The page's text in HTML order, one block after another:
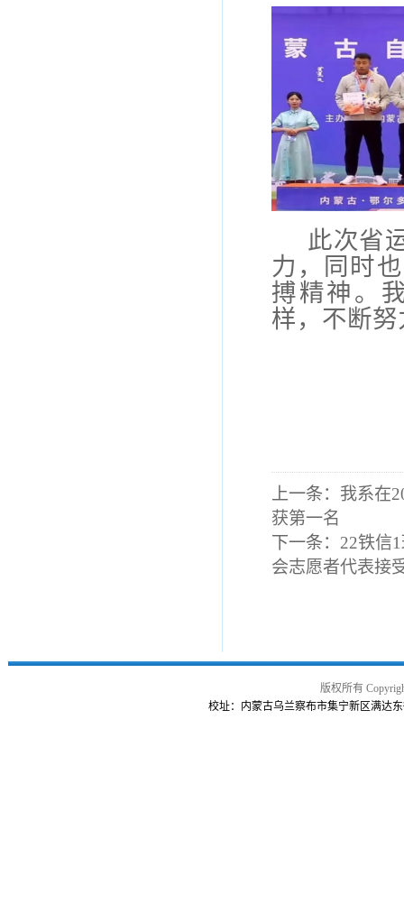
此次省
力，同时
搏精神。
样，不断
上一条： 我系在
获第一名
下一条： 22铁信
会志愿者代表接
版权所有
校址：内蒙古乌兰察布市集宁新区满达东